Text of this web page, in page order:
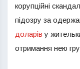
корупційні
підозру за
доларів у
отримання нею